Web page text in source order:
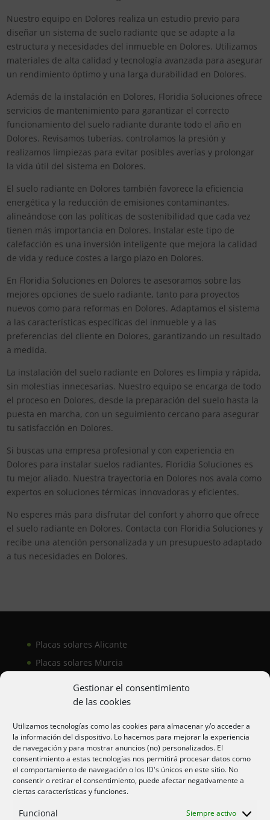
Gestionar el consentimiento
de las cookies
Utilizamos tecnologías como las cookies para almacenar y/o acceder a
la información del dispositivo. Lo hacemos para mejorar la experiencia
de navegación y para mostrar anuncios (no) personalizados. El
consentimiento a estas tecnologías nos permitirá procesar datos como
el comportamiento de navegación o los ID's únicos en este sitio. No
consentir o retirar el consentimiento, puede afectar negativamente a
ciertas características y funciones.
Funcional Siempre activo
Nuestro equipo en Dolores realiza un estudio previo para
diseñar un sistema de suelo radiante que se adapte a la
estructura y necesidades del inmueble en Dolores. Utilizamos
materiales de alta calidad y tecnología avanzada para asegurar
un rendimiento óptimo y una larga durabilidad en Dolores.
Además de la instalación en Dolores, Floridia Soluciones ofrece
servicios de mantenimiento para garantizar el correcto
funcionamiento del suelo radiante durante todo el año en
Dolores. Revisamos tuberías, controlamos la presión y
realizamos limpiezas para evitar posibles averías y prolongar
la vida útil del sistema en Dolores.
El suelo radiante en Dolores también favorece la eficiencia
energética y la reducción de emisiones contaminantes,
alineándose con las políticas de sostenibilidad que cada vez
tienen más importancia en Dolores. Instalar este tipo de
calefacción es una inversión inteligente que mejora la calidad
de vida y reduce costes a largo plazo en Dolores.
En Floridia Soluciones en Dolores te asesoramos sobre las
mejores opciones de suelo radiante, tanto para proyectos
nuevos como para reformas en Dolores. Adaptamos el sistema
a las características específicas del inmueble y a las
preferencias del cliente en Dolores, garantizando un resultado
a medida.
La instalación del suelo radiante en Dolores es limpia y rápida,
sin molestias innecesarias. Nuestro equipo se encarga de todo
el proceso en Dolores, desde la preparación del suelo hasta la
puesta en marcha, con un seguimiento cercano para asegurar
tu satisfacción en Dolores.
Si buscas una empresa profesional y con experiencia en
Dolores para instalar suelos radiantes, Floridia Soluciones es
tu mejor aliado. Nuestra trayectoria en Dolores nos avala como
expertos en soluciones térmicas innovadoras y eficientes.
No esperes más para disfrutar del confort y ahorro que ofrece
el suelo radiante en Dolores. Contacta con Floridia Soluciones y
recibe una atención personalizada y un presupuesto adaptado
a tus necesidades en Dolores.
Placas solares Alicante
Placas solares Murcia
Aire acondicionado Alicante
Aire acondicionador Murcia
Aire acondicionado San Juan